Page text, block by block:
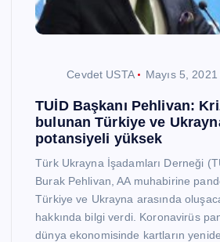
Cevdet USTA Mayıs 5, 2021
TUİD Başkanı Pehlivan:
bulunan Türkiye ve
potansiyeli yüksek
Türk Ukrayna İşadamları Derneği
Burak Pehlivan, AA muhabirine
Türkiye ve Ukrayna arasında
hakkında bilgi verdi. Koronavirüs
dünya ekonomisinde kartların